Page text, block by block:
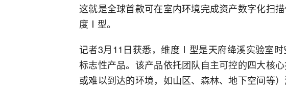
这就是全球首款可在室内环境完成资产数字化扫
度Ⅰ型。
记者3月11日获悉，维度Ⅰ型是天府绛溪实验室
标志性产品。该产品依托团队自主可控的四大核
或难以到达的环境，如山区、森林、地下空间等